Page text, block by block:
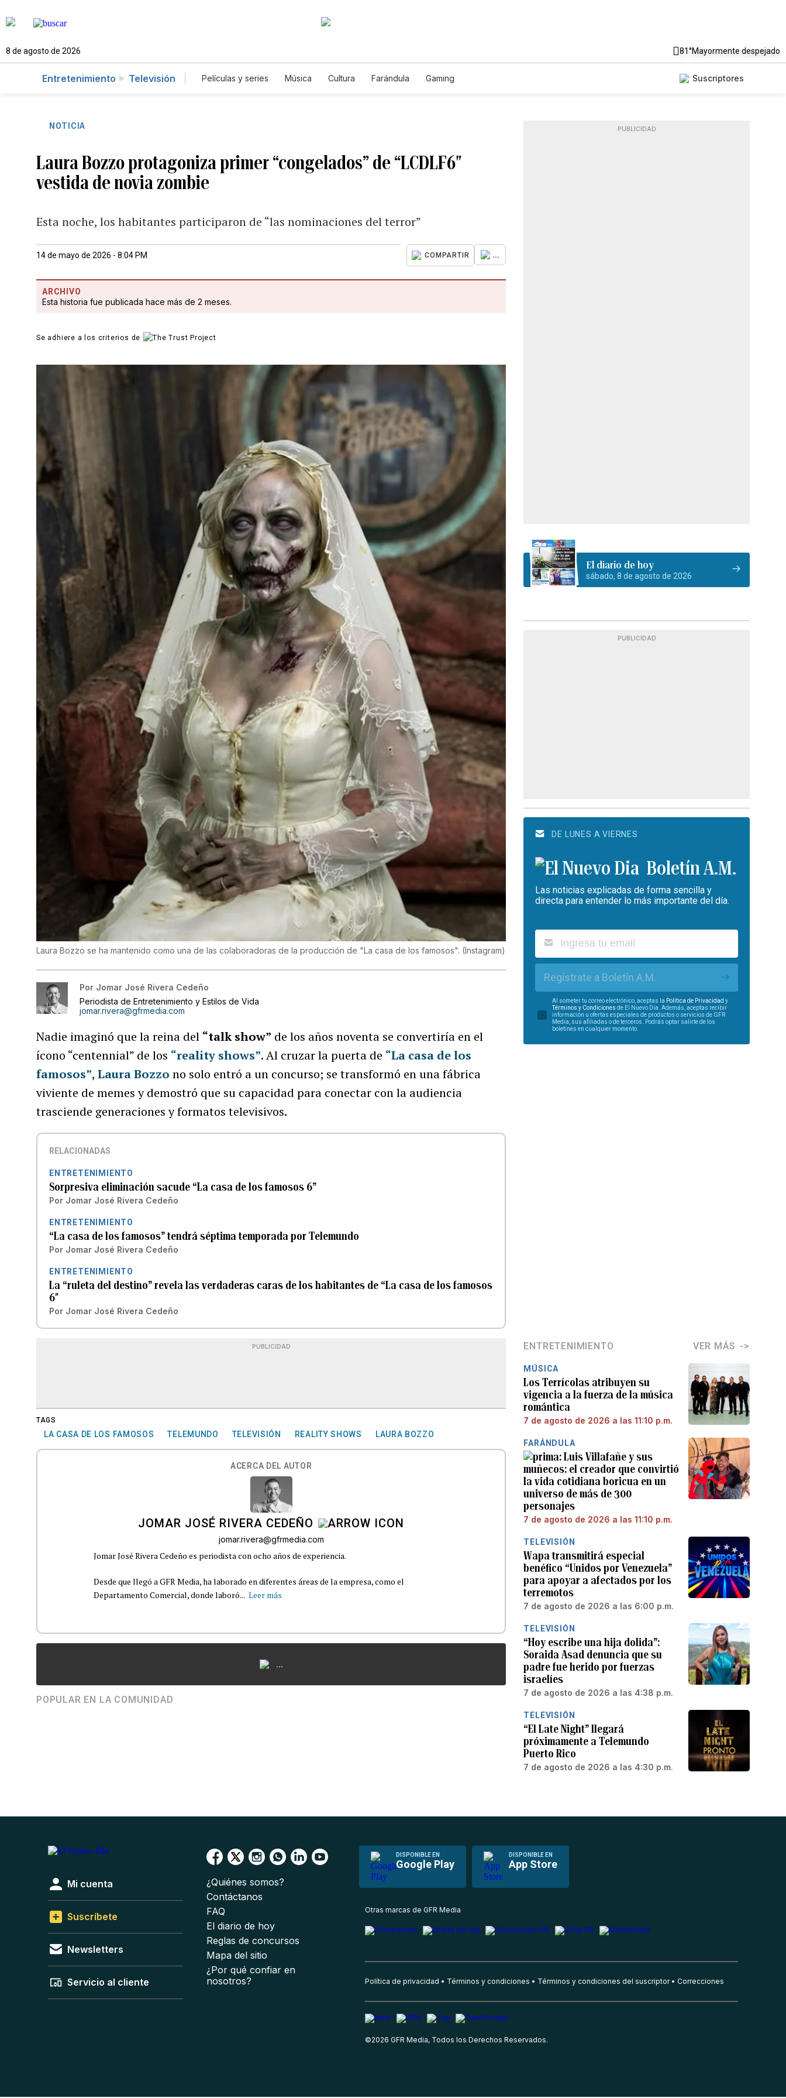
8 de agosto de 2026 81°Mayormente despejado
Entretenimiento Televisión Películas y series Música Cultura Farándula Gaming Suscriptores
NOTICIA
Laura Bozzo protagoniza primer “congelados” de “LCDLF6″
vestida de novia zombie
Esta noche, los habitantes participaron de “las nominaciones del terror”
14 de mayo de 2026 - 8:04 PM COMPARTIR ...
ARCHIVO
Esta historia fue publicada hace más de 2 meses.
Se adhiere a los criterios de
Laura Bozzo se ha mantenido como una de las colaboradoras de la producción de "La casa de los famosos". (Instagram)
Por Jomar José Rivera Cedeño
Periodista de Entretenimiento y Estilos de Vida
jomar.rivera@gfrmedia.com
Nadie imaginó que la reina del “talk show” de los años noventa se convertiría en el
ícono “centennial” de los “reality shows”. Al cruzar la puerta de “La casa de los
famosos”,Laura Bozzo no solo entró a un concurso; se transformó en una fábrica
viviente de memes y demostró que su capacidad para conectar con la audiencia
trasciende generaciones y formatos televisivos.
RELACIONADAS
ENTRETENIMIENTO
Sorpresiva eliminación sacude “La casa de los famosos 6”
Por Jomar José Rivera Cedeño
ENTRETENIMIENTO
“La casa de los famosos” tendrá séptima temporada por Telemundo
Por Jomar José Rivera Cedeño
ENTRETENIMIENTO
La “ruleta del destino” revela las verdaderas caras de los habitantes de “La casa de los famosos
6″
Por Jomar José Rivera Cedeño
PUBLICIDAD
TAGS
LA CASA DE LOS FAMOSOS TELEMUNDO TELEVISIÓN REALITY SHOWS LAURA BOZZO
ACERCA DEL AUTOR
JOMAR JOSÉ RIVERA CEDEÑO
jomar.rivera@gfrmedia.com
Jomar José Rivera Cedeño es periodista con ocho años de experiencia.
Desde que llegó a GFR Media, ha laborado en diferentes áreas de la empresa, como el
Departamento Comercial, donde laboró... Leer más
...
POPULAR EN LA COMUNIDAD
PUBLICIDAD
El diario de hoy
sábado, 8 de agosto de 2026
PUBLICIDAD
DE LUNES A VIERNES
Boletín A.M.
Las noticias explicadas de forma sencilla y
directa para entender lo más importante del día.
Regístrate a Boletín A.M.
Al someter tu correo electrónico, aceptas la Política de Privacidad y
Términos y Condiciones de El Nuevo Día. Además, aceptas recibir
información u ofertas especiales de productos o servicios de GFR
Media, sus afiliadas o de terceros. Podrás optar salirte de los
boletines en cualquier momento.
ENTRETENIMIENTO VER MÁS
MÚSICA
Los Terrícolas atribuyen su
vigencia a la fuerza de la música
romántica
7 de agosto de 2026 a las 11:10 p.m.
FARÁNDULA
Luis Villafañe y sus
muñecos: el creador que convirtió
la vida cotidiana boricua en un
universo de más de 300
personajes
7 de agosto de 2026 a las 11:10 p.m.
TELEVISIÓN
Wapa transmitirá especial
benéfico “Unidos por Venezuela”
para apoyar a afectados por los
terremotos
7 de agosto de 2026 a las 6:00 p.m.
TELEVISIÓN
“Hoy escribe una hija dolida”:
Soraida Asad denuncia que su
padre fue herido por fuerzas
israelíes
7 de agosto de 2026 a las 4:38 p.m.
TELEVISIÓN
“El Late Night” llegará
próximamente a Telemundo
Puerto Rico
7 de agosto de 2026 a las 4:30 p.m.
DISPONIBLE EN
Google Play
DISPONIBLE EN
App Store
Mi cuenta
Suscríbete
Newsletters
Servicio al cliente
¿Quiénes somos?
Contáctanos
FAQ
El diario de hoy
Reglas de concursos
Mapa del sitio
¿Por qué confiar en
nosotros?
Otras marcas de GFR Media
Política de privacidad Términos y condiciones Términos y condiciones del suscriptor Correcciones
©2026 GFR Media, Todos los Derechos Reservados.